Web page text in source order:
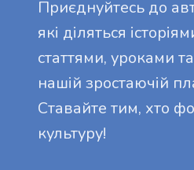
Приєднуйтесь до
які діляться
статтями, уроками
нашій зростаючій
Ставайте тим, хто
культуру!